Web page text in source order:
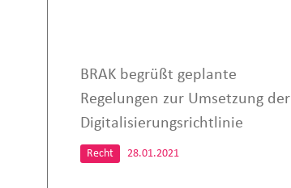
BRAK begrüßt geplante
Regelungen zur Umsetzung der
Digitalisierungsrichtlinie
Recht 28.01.2021